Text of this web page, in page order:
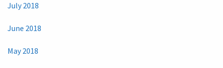
July 2018
June 2018
May 2018